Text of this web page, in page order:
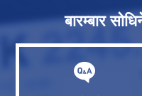
बारम्बार